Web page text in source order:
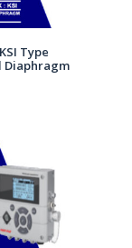
Type
Diaphragm